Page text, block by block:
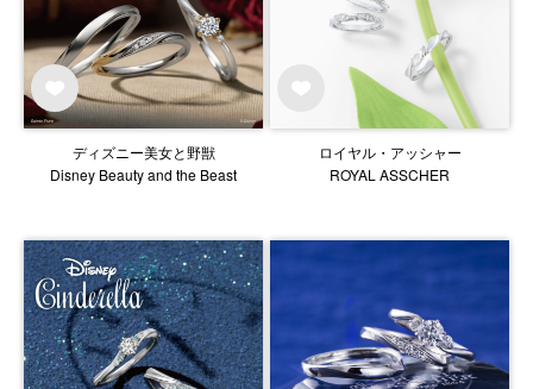
ディズニー美女と野獣
Disney Beauty and the Beast
ロイヤル・アッシャー
ROYAL ASSCHER